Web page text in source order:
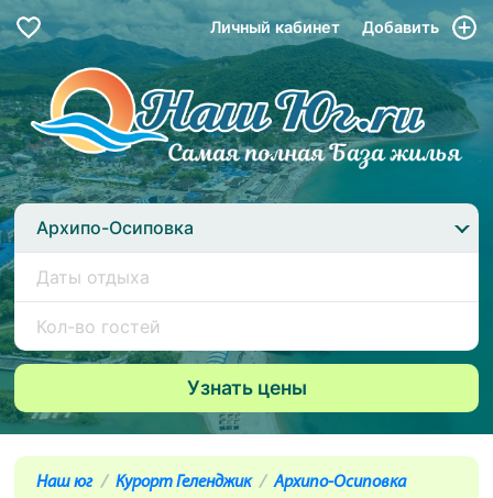
Личный кабинет Добавить
Архипо-Осиповка
Наш юг Курорт Геленджик
Архипо-Осиповка